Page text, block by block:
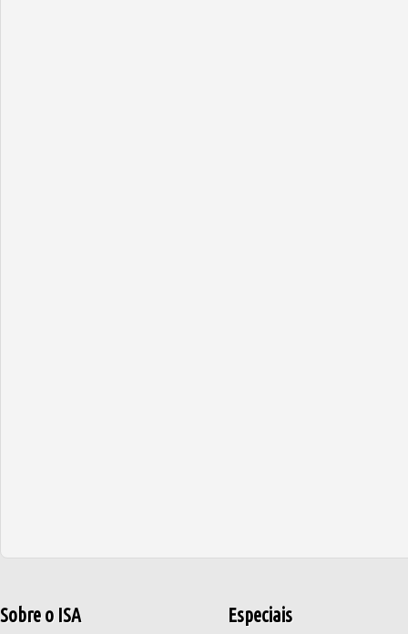
Sobre o ISA Especiais